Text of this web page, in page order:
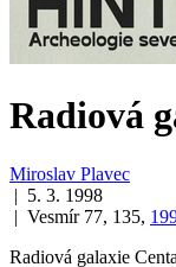
Radiová
Miroslav Plavec
| 5. 3. 1998
| Vesmír 77, 135,
Radiová galaxie